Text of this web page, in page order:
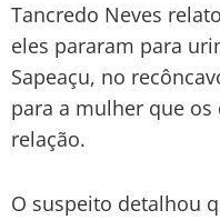
Tancredo Neves
eles pararam para
Sapeaçu, no
para a mulher que
relação.
O suspeito detalhou